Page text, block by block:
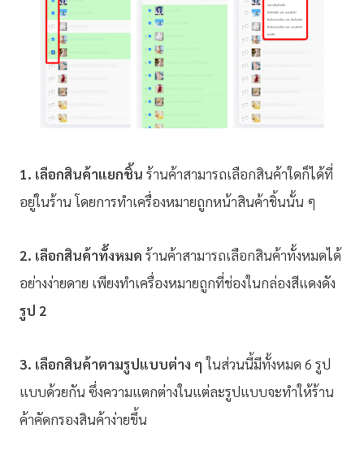
1. เลือกสินค้าแยกชิ้น ร้านค้าสามารถเลือกสินค้าใดก็ได้ที่
อยู่ในร้าน โดยการทำเครื่องหมายถูกหน้าสินค้าชิ้นนั้น ๆ
2. เลือกสินค้าทั้งหมด ร้านค้าสามารถเลือกสินค้าทั้งหมดได้
อย่างง่ายดาย เพียงทำเครื่องหมายถูกที่ช่องในกล่องสีแดงดัง
รูป 2
3. เลือกสินค้าตามรูปแบบต่าง ๆในส่วนนี้มีทั้งหมด 6 รูป
แบบด้วยกัน ซึ่งความแตกต่างในแต่ละรูปแบบจะทำให้ร้าน
ค้าคัดกรองสินค้าง่ายขึ้น